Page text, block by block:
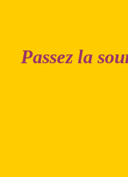
Passez la